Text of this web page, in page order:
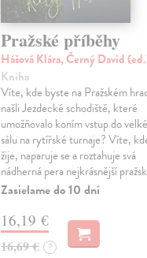
Pražské příběhy
Hášová Klára, Černý David
Kniha
Víte, kde byste na Pražském
našli Jezdecké schodiště, které
umožňovalo koním vstup do
sálu na rytířské turnaje? Víte,
žije, naparuje se a roztahuje svá
nádherná pera nejkrásnější
Zasielame do 10 dní
16,19 €
16,69 € ?